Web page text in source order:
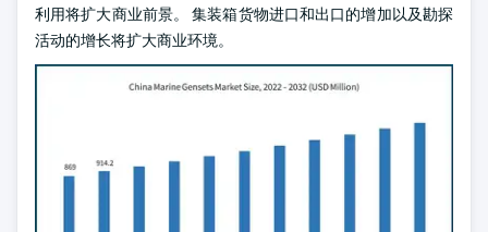
利用将扩大商业前景。 集装箱货物进口和出口的增加以及勘探
活动的增长将扩大商业环境。